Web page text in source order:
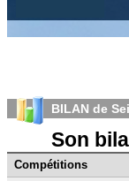
BILAN de
Son
Compétitions